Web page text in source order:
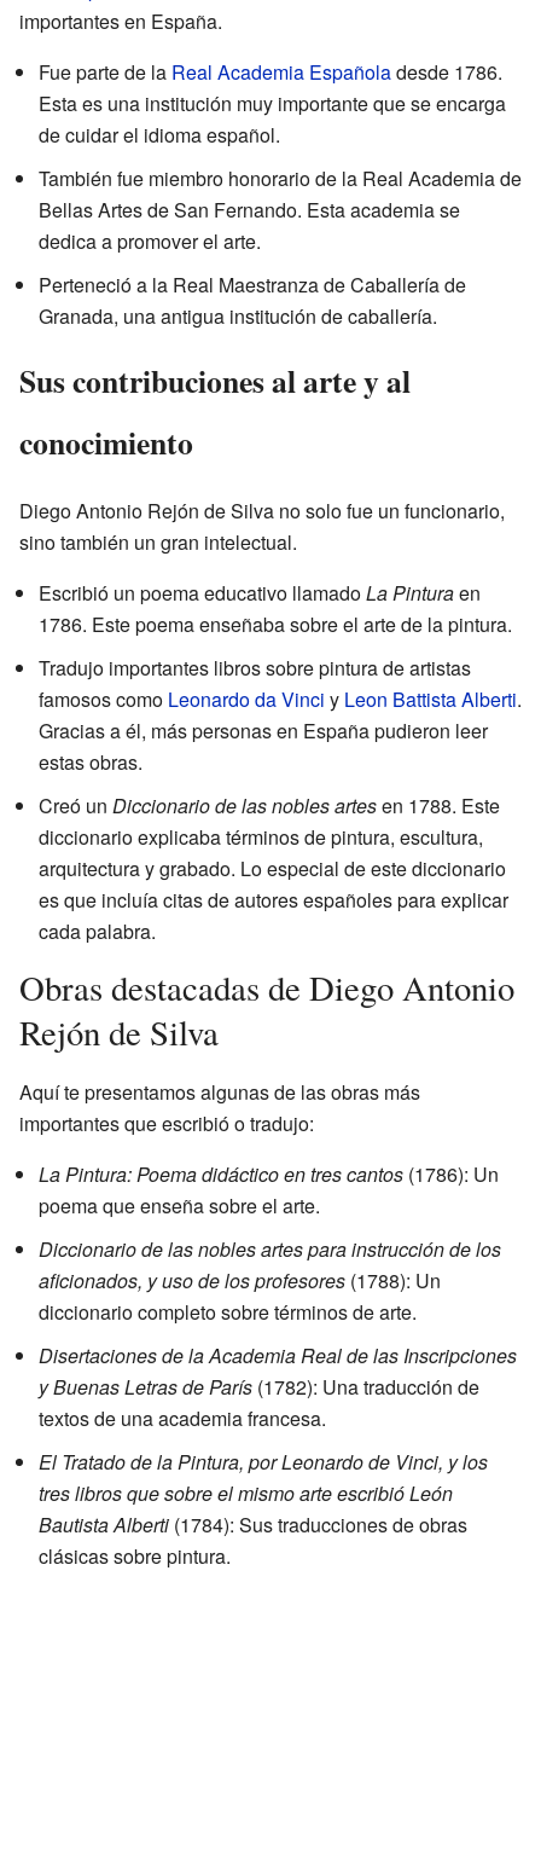
importantes en España.
Fue parte de la Real Academia Españoladesde 1786.
Esta es una institución muy importante que se encarga
de cuidar el idioma español.
También fue miembro honorario de la Real Academia de
Bellas Artes de San Fernando. Esta academia se
dedica a promover el arte.
Perteneció a la Real Maestranza de Caballería de
Granada, una antigua institución de caballería.
Sus contribuciones al arte y al
conocimiento
Diego Antonio Rejón de Silva no solo fue un funcionario,
sino también un gran intelectual.
Escribió un poema educativo llamadoLa Pinturaen
1786. Este poema enseñaba sobre el arte de la pintura.
Tradujo importantes libros sobre pintura de artistas
famosos como Leonardo da Vinci y Leon Battista Alberti.
Gracias a él, más personas en España pudieron leer
estas obras.
Creó un Diccionario de las nobles artesen 1788. Este
diccionario explicaba términos de pintura, escultura,
arquitectura y grabado. Lo especial de este diccionario
es que incluía citas de autores españoles para explicar
cada palabra.
Obras destacadas de Diego Antonio
Rejón de Silva
Aquí te presentamos algunas de las obras más
importantes que escribió o tradujo:
La Pintura: Poema didáctico en tres cantos (1786): Un
poema que enseña sobre el arte.
Diccionario de las nobles artes para instrucción de los
aficionados, y uso de los profesores (1788): Un
diccionario completo sobre términos de arte.
Disertaciones de la Academia Real de las Inscripciones
y Buenas Letras de París (1782): Una traducción de
textos de una academia francesa.
El Tratado de la Pintura, por Leonardo de Vinci, y los
tres libros que sobre el mismo arte escribió León
Bautista Alberti (1784): Sus traducciones de obras
clásicas sobre pintura.